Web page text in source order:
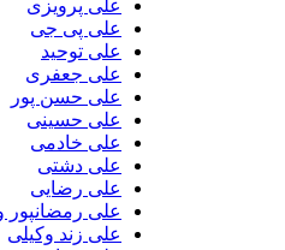
علی پرویزی
علی پی جی
علی توحید
علی جعفری
علی حسن پور
علی حسینی
علی خادمی
علی دشتی
علی رضایی
علی رمضانپور و آمین بند
علی زند وکیلی